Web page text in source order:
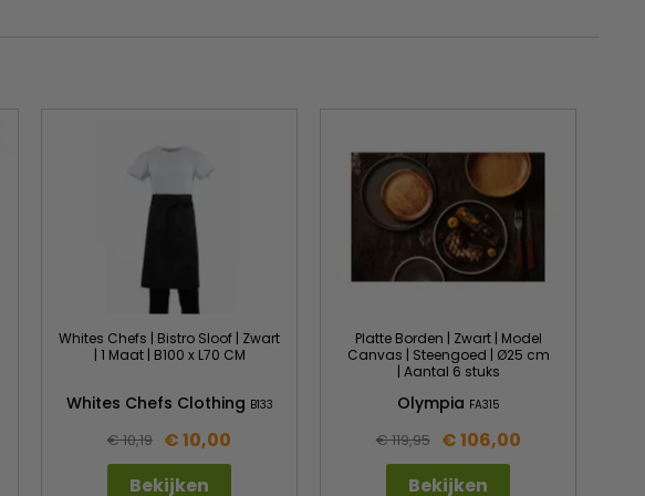
Whites Chefs | Bistro Sloof | Zwart
| 1 Maat | B100 x L70 CM
Whites Chefs Clothing B133
€ 10,19 € 10,00
Bekijken
Platte Borden | Zwart | Model
Canvas | Steengoed | Ø25 cm
| Aantal 6 stuks
Olympia FA315
€ 119,95
€ 106,00
Bekijken